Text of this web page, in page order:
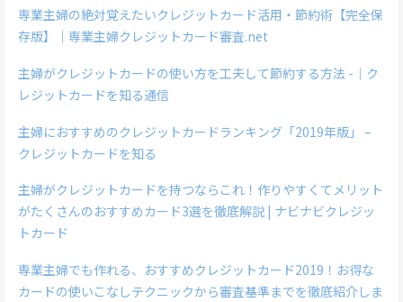
専業主婦の絶対覚えたいクレジットカード活用・節約術【完全保
存版】｜専業主婦クレジットカード審査.net
主婦がクレジットカードの使い方を工夫して節約する方法 -｜ク
レジットカードを知る通信
主婦におすすめのクレジットカードランキング「2019年版」 –
クレジットカードを知る
主婦がクレジットカードを持つならこれ！作りやすくてメリット
がたくさんのおすすめカード3選を徹底解説 | ナビナビクレジッ
トカード
専業主婦でも作れる、おすすめクレジットカード2019！お得な
カードの使いこなしテクニックから審査基準までを徹底紹介しま